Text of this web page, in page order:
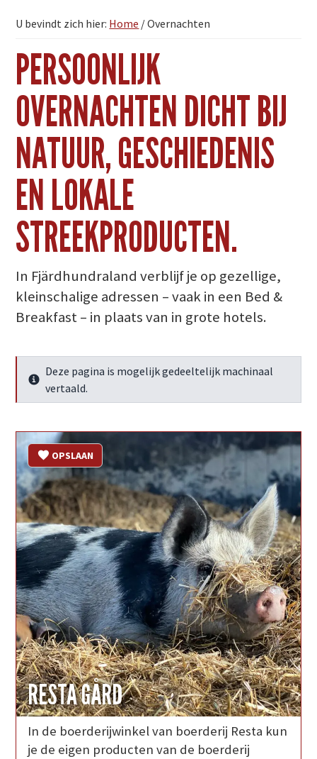
U bevindt zich hier: Home /Overnachten
PERSOONLIJK
OVERNACHTEN DICHT BIJ
NATUUR, GESCHIEDENIS
EN LOKALE
STREEKPRODUCTEN.
In Fjärdhundraland verblijf je op gezellige,
kleinschalige adressen – vaak in een Bed &
Breakfast – in plaats van in grote hotels.
Meer info
Deze pagina is mogelijk gedeeltelijk machinaal
vertaald.
RESTA GÅRD
OPSLAAN
In de boerderijwinkel van boerderij Resta kun
je de eigen producten van de boerderij